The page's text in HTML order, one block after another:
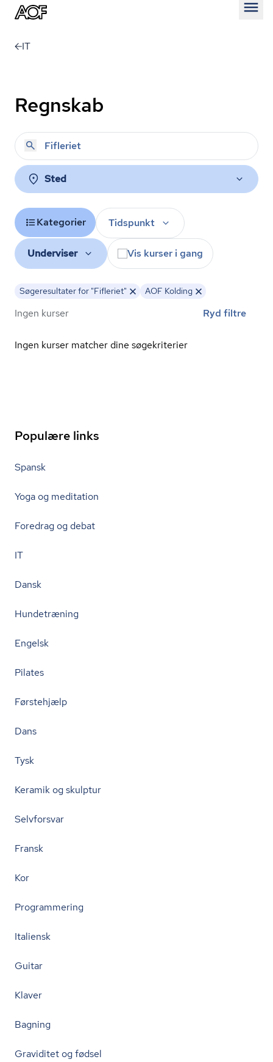
IT
Regnskab
Sted
Kategorier Tidspunkt
Underviser Vis kurser i gang
Søgeresultater for "Fifleriet" AOF Kolding
Ingen kurser Ryd filtre
Ingen kurser matcher dine søgekriterier
Populære links
Spansk
Yoga og meditation
Foredrag og debat
IT
Dansk
Hundetræning
Engelsk
Pilates
Førstehjælp
Dans
Tysk
Keramik og skulptur
Selvforsvar
Fransk
Kor
Programmering
Italiensk
Guitar
Klaver
Bagning
Graviditet og fødsel